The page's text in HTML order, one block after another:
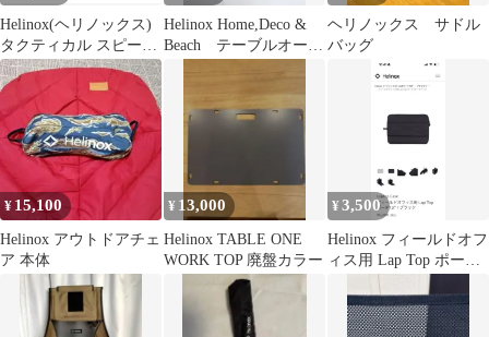
Helinox(ヘリノックス)
タクティカル スピード
ツール ブラック M
Helinox Home,Deco &
Beach テーブルオー
ヘリノックス サドル
バッグ
¥ 15,100
Helinox アウトドアチェ
ア 本体
¥ 13,000
Helinox TABLE ONE
WORK TOP 廃盤カラー
¥3,500
Helinox フィールドオフ
ィス用 Lap Top ポーチ